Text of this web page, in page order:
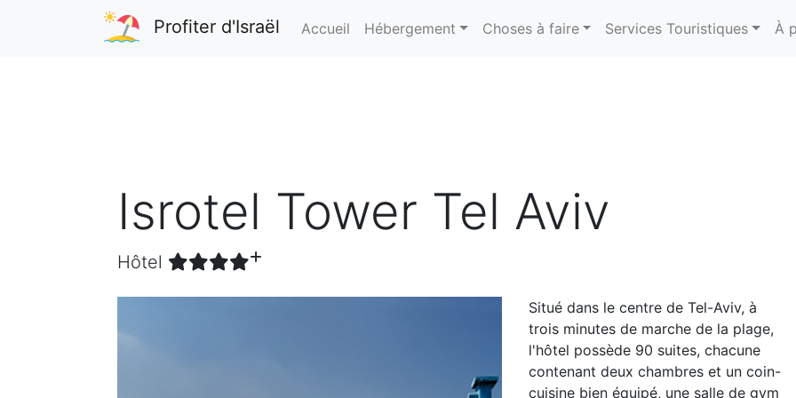
Profiter d'Israël Accueil Hébergement Choses à faire Services Touristiques À
Isrotel Tower Tel Aviv
Hôtel
Situé dans le centre de Tel-Aviv, à
trois minutes de marche de la plage,
l'hôtel possède 90 suites, chacune
contenant deux chambres et un coin-
cuisine bien équipé, une salle de gym